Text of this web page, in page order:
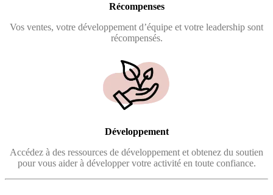
Récompenses
Vos ventes, votre développement d’équipe et votre leadership sont
récompensés.
Développement
Accédez à des ressources de développement et obtenez du soutien
pour vous aider à développer votre activité en toute confiance.